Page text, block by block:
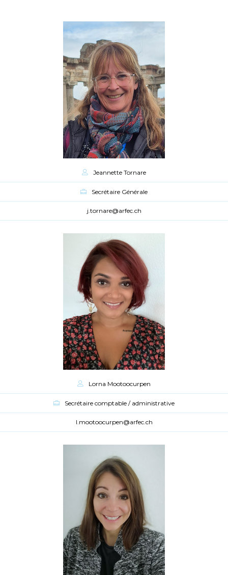
Jeannette Tornare
Secrétaire Générale
j.tornare@arfec.ch
Lorna Mootoocurpen
Secrétaire comptable / administrative
l.mootoocurpen@arfec.ch